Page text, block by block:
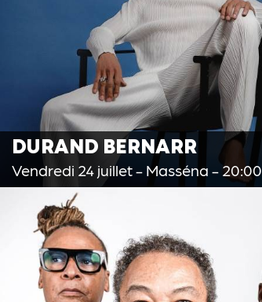
DURAND BERNARR
Vendredi 24 juillet- Masséna - 20:00